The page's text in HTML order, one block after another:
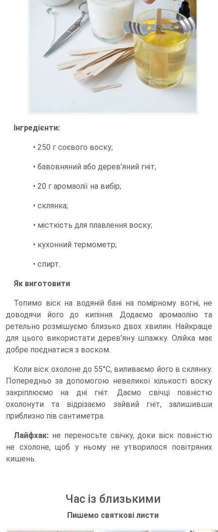
Інгредієнти:
• 250 г соєвого воску;
• бавовняний або дерев’яний гніт;
• 20 г аромаолії на вибір;
• склянка;
• місткість для плавлення воску;
• кухонний термометр;
• спирт.
Як виготовити
Топимо віск на водяній бані на помірному вогні, не
доводячи його до кипіння. Додаємо аромаолію та
ретельно розмішуємо близько двох хвилин. Найкраще
для цього використати дерев’яну шпажку. Олійка має
добре поєднатися з воском.
Коли віск охолоне до 55°С, виливаємо його в склянку.
Попередньо за допомогою невеликої кількості воску
закріплюємо на дні гніт. Даємо свічці повністю
охолонути та відрізаємо зайвий гніт, залишивши
приблизно пів сантиметра.
Лайфхак: не переносьте свічку, доки віск повністю
не схолоне, щоб у ньому не утворилося повітряних
кишень.
Час із близькими
Пишемо святкові листи